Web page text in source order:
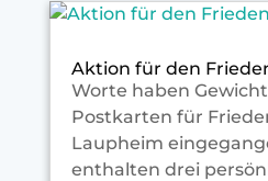
Aktion für den
Worte haben
Postkarten für
Laupheim
enthalten drei